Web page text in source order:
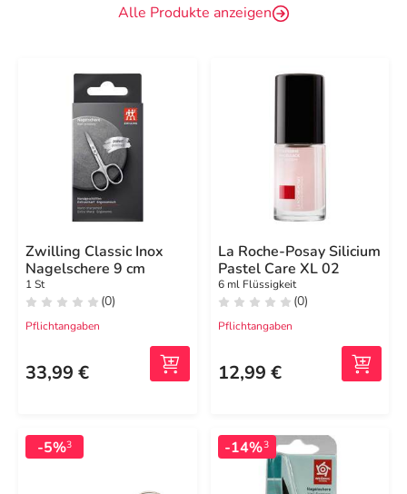
Alle Produkte anzeigen
Zwilling Classic Inox
Nagelschere 9 cm
1 St
(0)
Pflichtangaben
33,99 €
La Roche-Posay Silicium
Pastel Care XL 02
6 ml Flüssigkeit
(0)
Pflichtangaben
12,99 €
-5%3 -14%3